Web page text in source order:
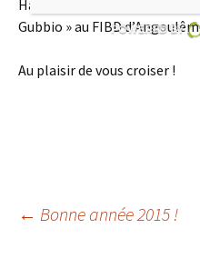
Hadévis pour dédicacer le 29
Gubbio » au FIBD
Au plaisir de vous croiser !
← Bonne année 2015 !